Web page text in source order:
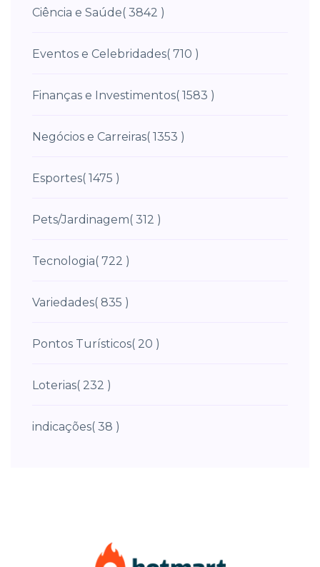
Ciência e Saúde( 3842 )
Eventos e Celebridades( 710 )
Finanças e Investimentos( 1583 )
Negócios e Carreiras( 1353 )
Esportes( 1475 )
Pets/Jardinagem( 312 )
Tecnologia( 722 )
Variedades( 835 )
Pontos Turísticos( 20 )
Loterias( 232 )
indicações( 38 )